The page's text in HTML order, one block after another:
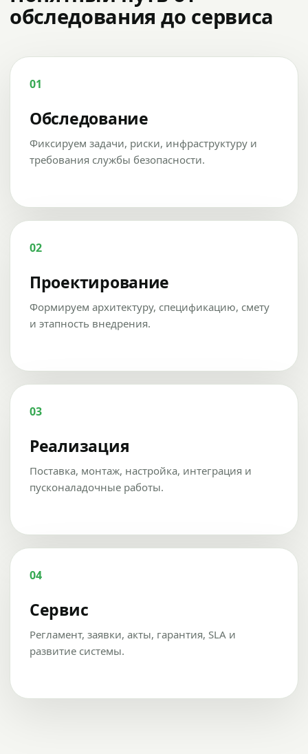
обследования до сервиса
01
Обследование
Фиксируем задачи, риски, инфраструктуру и
требования службы безопасности.
02
Проектирование
Формируем архитектуру, спецификацию, смету
и этапность внедрения.
03
Реализация
Поставка, монтаж, настройка, интеграция и
пусконаладочные работы.
04
Сервис
Регламент, заявки, акты, гарантия, SLA и
развитие системы.